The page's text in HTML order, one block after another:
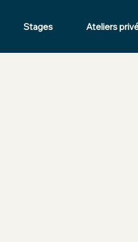
Stages Ateliers